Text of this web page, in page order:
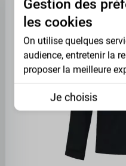
Gestion des
les cookies
On utilise quelques
audience, entretenir la
proposer la meilleure
Je choisis